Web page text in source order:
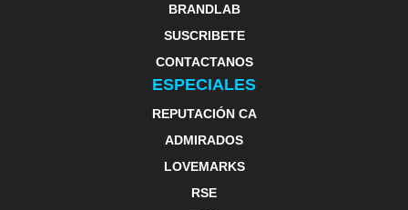
BRANDLAB
SUSCRIBETE
CONTACTANOS
ESPECIALES
REPUTACIÓN CA
ADMIRADOS
LOVEMARKS
RSE